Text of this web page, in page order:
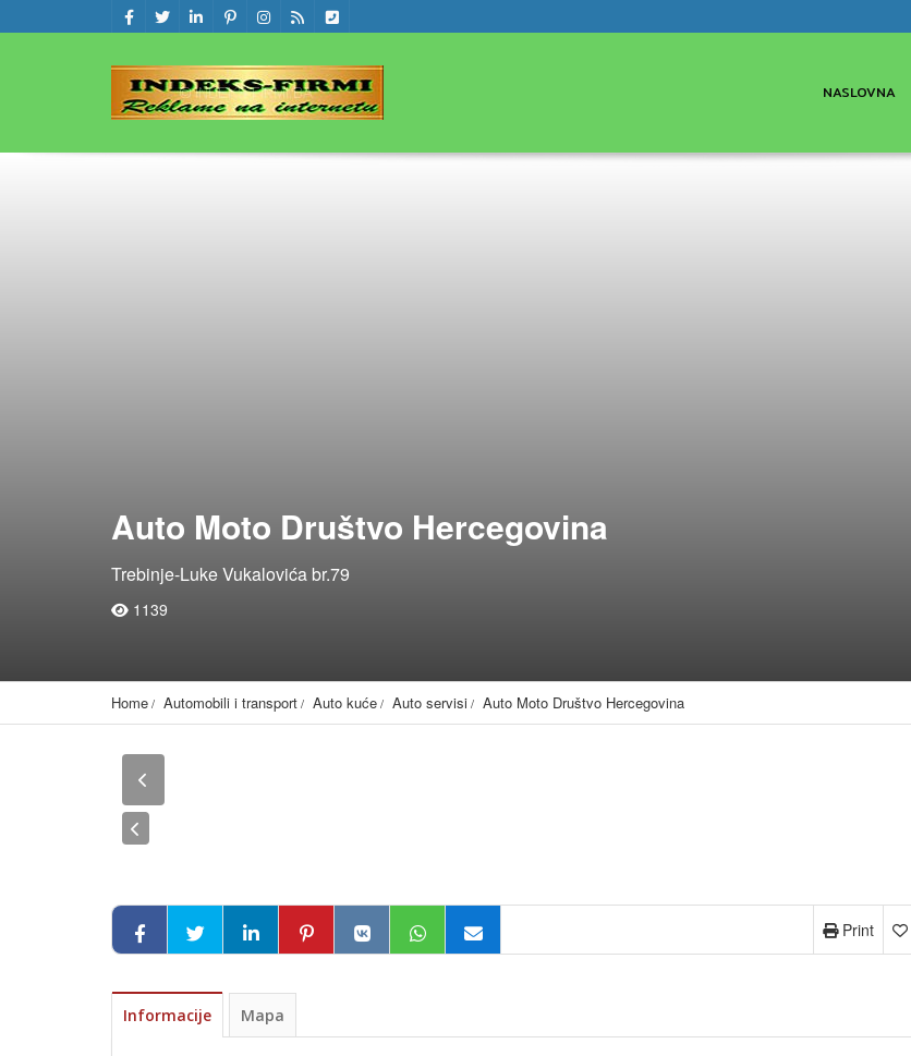
NASLOVNA
Auto Moto Društvo Hercegovina
Trebinje-Luke Vukalovića br.79
1139
Home Automobili i transport Auto kuće Auto servisi Auto Moto Društvo Hercegovina
Print
Informacije Mapa